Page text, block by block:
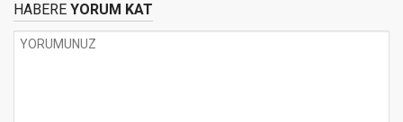
HABERE YORUM KAT